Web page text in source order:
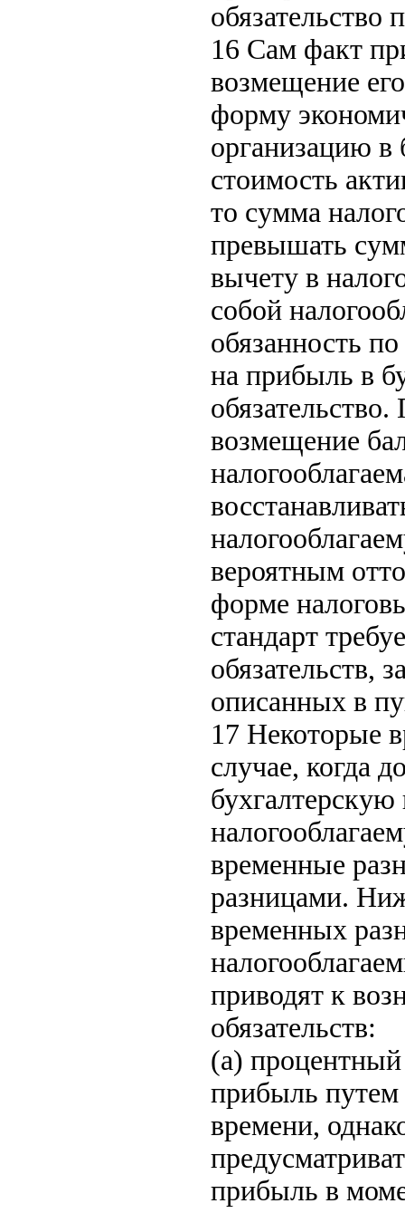
обязательство
16 Сам факт
возмещение
форму
организацию в
стоимость
то сумма
превышать
вычету в
собой
обязанность
на прибыль в
возмещение
вероятным
форме
стандарт
обязательств,
описанных в
17 Некоторые
случае, когда
временные
разницами.
временных
приводят к
обязательств:
(a) процентный
прибыль путем
времени,
прибыль в